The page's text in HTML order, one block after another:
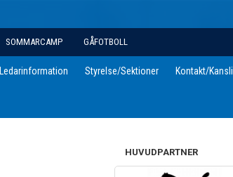
SOMMARCAMP GÅFOTBOLL
Ledarinformation Styrelse/Sektioner Kontakt/Kansli
HUVUDPARTNER